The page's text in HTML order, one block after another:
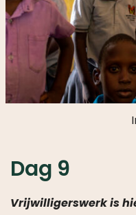
Vrijwilligerswerk is